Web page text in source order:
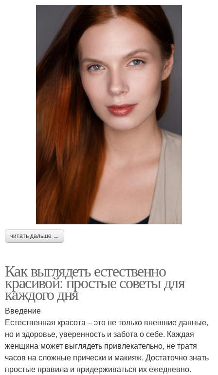
читать дальше →
Как выглядеть естественно
красивой: простые советы для
каждого дня
Введение
Естественная красота – это не только внешние данные,
но и здоровье, уверенность и забота о себе. Каждая
женщина может выглядеть привлекательно, не тратя
часов на сложные прически и макияж. Достаточно знать
простые правила и придерживаться их ежедневно.